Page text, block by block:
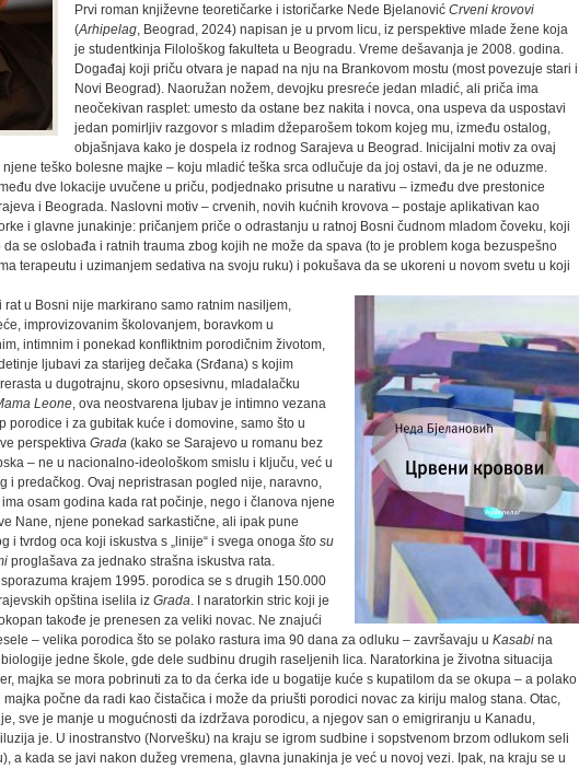
Prvi roman književne teoretičarke i istoričarke Nede Bjelanović Crveni krovovi
(Arhipelag, Beograd, 2024) napisan je u prvom licu, iz perspektive mlade žene koja
je studentkinja Filološkog fakulteta u Beogradu. Vreme dešavanja je 2008. godina.
Događaj koji priču otvara je napad na nju na Brankovom mostu (most povezuje stari i
Novi Beograd). Naoružan nožem, devojku presreće jedan mladić, ali priča ima
neočekivan rasplet: umesto da ostane bez nakita i novca, ona uspeva da uspostavi
jedan pomirljiv razgovor s mladim džeparošem tokom kojeg mu, između ostalog,
objašnjava kako je dospela iz rodnog Sarajeva u Beograd. Inicijalni motiv za ovaj
teško bolesne majke – koju mladić teška srca odlučuje da joj ostavi, da je ne oduzme.
dve lokacije uvučene u priču, podjednako prisutne u narativu – između dve prestonice
i Beograda. Naslovni motiv – crvenih, novih kućnih krovova – postaje aplikativan kao
i glavne junakinje: pričanjem priče o odrastanju u ratnoj Bosni čudnom mladom čoveku, koji
se oslobađa i ratnih trauma zbog kojih ne može da spava (to je problem koga bezuspešno
terapeutu i uzimanjem sedativa na svoju ruku) i pokušava da se ukoreni u novom svetu u koji
u Bosni nije markirano samo ratnim nasiljem,
improvizovanim školovanjem, boravkom u
intimnim i ponekad konfliktnim porodičnim životom,
ljubavi za starijeg dečaka (Srđana) s kojim
u dugotrajnu, skoro opsesivnu, mladalačku
Leone, ova neostvarena ljubav je intimno vezana
porodice i za gubitak kuće i domovine, samo što u
perspektiva Grada (kako se Sarajevo u romanu bez
– ne u nacionalno-ideološkom smislu i ključu, već u
i predačkog. Ovaj nepristrasan pogled nije, naravno,
osam godina kada rat počinje, nego i članova njene
Nane, njene ponekad sarkastične, ali ipak pune
i tvrdog oca koji iskustva s „linije“ i svega onoga što su
proglašava za jednako strašna iskustva rata.
krajem 1995. porodica se s drugih 150.000
opština iselila iz Grada. I naratorkin stric koji je
takođe je prenesen za veliki novac. Ne znajući
– velika porodica što se polako rastura ima 90 dana za odluku – završavaju u Kasabi na
jedne škole, gde dele sudbinu drugih raseljenih lica. Naratorkina je životna situacija
majka se mora pobrinuti za to da ćerka ide u bogatije kuće s kupatilom da se okupa – a polako
počne da radi kao čistačica i može da priušti porodici novac za kiriju malog stana. Otac,
sve je manje u mogućnosti da izdržava porodicu, a njegov san o emigriranju u Kanadu,
je. U inostranstvo (Norvešku) na kraju se igrom sudbine i sopstvenom brzom odlukom seli
a kada se javi nakon dužeg vremena, glavna junakinja je već u novoj vezi. Ipak, na kraju se u